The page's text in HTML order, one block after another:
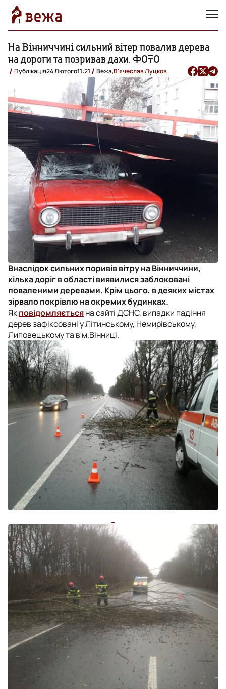
На Вінниччині сильний вітер повалив дерева
на дороги та позривав дахи. ФОТО
Публікація24 Лютого11:21 Вежа,В'ячеслав Луцков
Внаслідок сильних поривів вітру на Вінниччини,
кілька доріг в області виявилися заблоковані
поваленими деревами. Крім цього, в деяких містах
зірвало покрівлю на окремих будинках.
Якповідомляєтьсяна сайті ДСНС, випадки падіння
дерев зафіксовані у Літинському, Немирівському,
Липовецькому та в м.Вінниці.